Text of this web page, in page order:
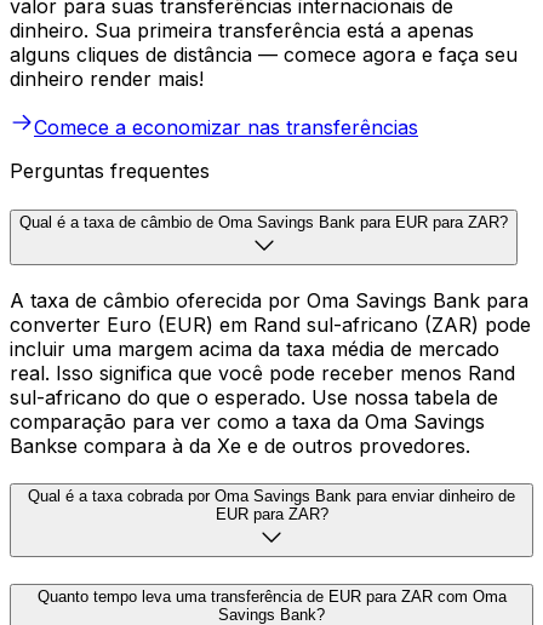
valor para suas transferências internacionais de
dinheiro. Sua primeira transferência está a apenas
alguns cliques de distância — comece agora e faça seu
dinheiro render mais!
Comece a economizar nas transferências
Perguntas frequentes
Qual é a taxa de câmbio de Oma Savings Bank para EUR para ZAR?
A taxa de câmbio oferecida por Oma Savings Bank para
converter Euro (EUR) em Rand sul-africano (ZAR) pode
incluir uma margem acima da taxa média de mercado
real. Isso significa que você pode receber menos Rand
sul-africano do que o esperado. Use nossa tabela de
comparação para ver como a taxa da Oma Savings
Bankse compara à da Xe e de outros provedores.
Qual é a taxa cobrada por Oma Savings Bank para enviar dinheiro de
EUR para ZAR?
Quanto tempo leva uma transferência de EUR para ZAR com Oma
Savings Bank?